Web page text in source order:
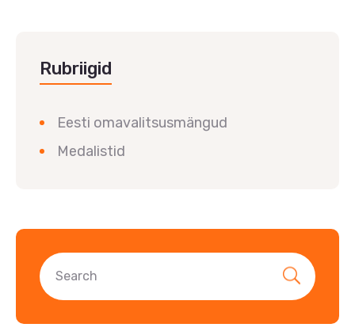
Rubriigid
Eesti omavalitsusmängud
Medalistid